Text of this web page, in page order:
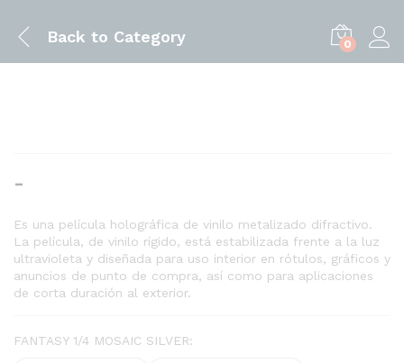
Back to Category 0
-
precios:
desde
$1.85
hasta
Es una película holográfica de vinilo metalizado difractivo.
La película, de vinilo rígido, está estabilizada frente a la luz
ultravioleta y diseñada para uso interior en rótulos, gráficos y
anuncios de punto de compra, así como para aplicaciones
de corta duración al exterior.
FANTASY 1/4 MOSAIC SILVER: